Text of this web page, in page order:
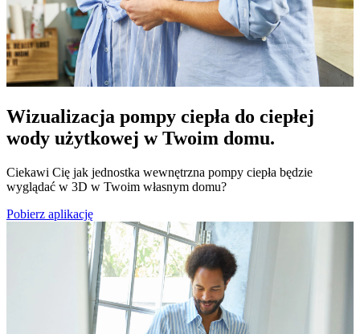
Wizualizacja pompy ciepła do ciepłej
wody użytkowej w Twoim domu.
Ciekawi Cię jak jednostka wewnętrzna pompy ciepła będzie
wyglądać w 3D w Twoim własnym domu?
Pobierz aplikację